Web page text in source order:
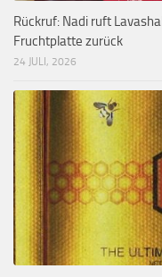
Rückruf: Nadi ruft
Fruchtplatte zurück
24 JULI, 2026